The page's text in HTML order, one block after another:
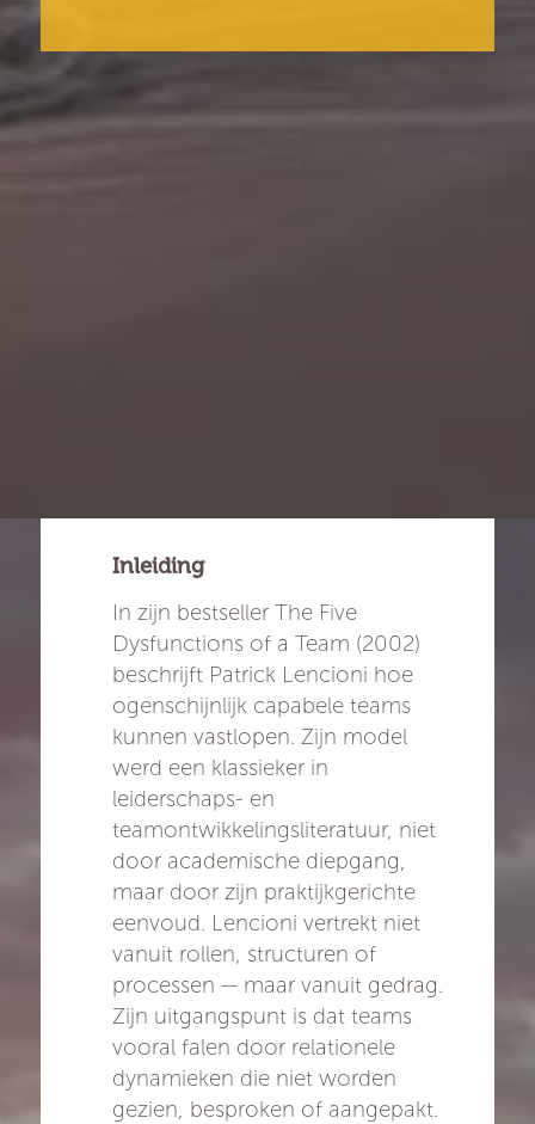
Inleiding
In zijn bestseller The Five
Dysfunctions of a Team (2002)
beschrijft Patrick Lencioni hoe
ogenschijnlijk capabele teams
kunnen vastlopen. Zijn model
werd een klassieker in
leiderschaps- en
teamontwikkelingsliteratuur, niet
door academische diepgang,
maar door zijn praktijkgerichte
eenvoud. Lencioni vertrekt niet
vanuit rollen, structuren of
processen — maar vanuit gedrag.
Zijn uitgangspunt is dat teams
vooral falen door relationele
dynamieken die niet worden
gezien, besproken of aangepakt.